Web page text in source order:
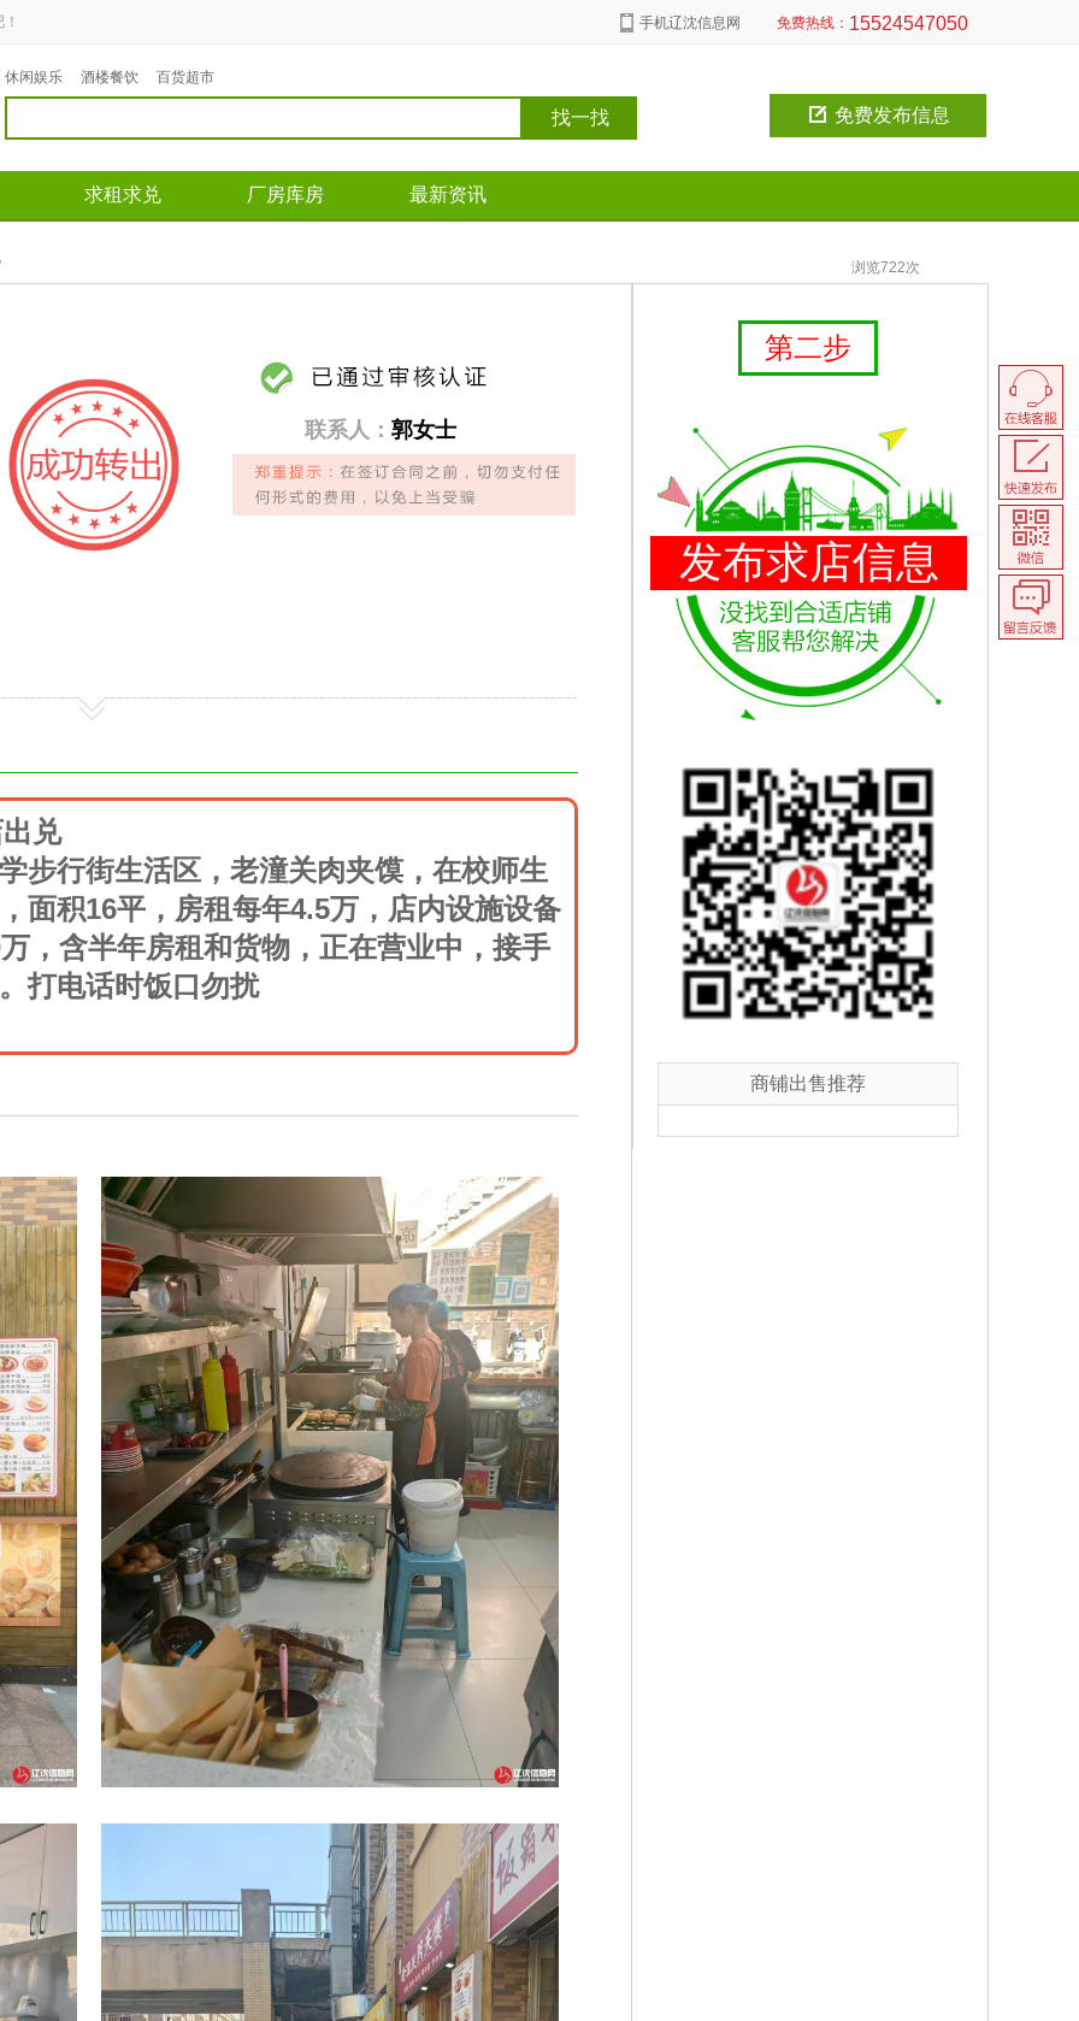
手机辽沈信息网 免费热线： 15524547050
免费发布信息
休闲娱乐 酒楼餐饮 百货超市
求租求兑 厂房库房 最新资讯
浏览722次
联系人： 郭女士
兑
步行街生活区，老潼关肉夹馍，在校师生
面积16平，房租每年4.5万，店内设施设备
，含半年房租和货物，正在营业中，接手
打电话时饭口勿扰
第二步
发布求店信息
商铺出售推荐